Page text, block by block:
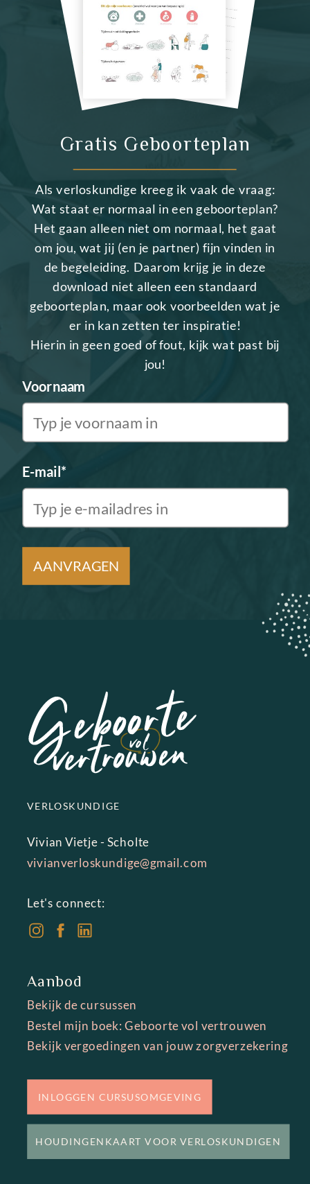
Als verloskundige kreeg ik vaak de vraag:
Wat staat er normaal in een geboorteplan?
Het gaan alleen niet om normaal, het gaat
om jou, wat jij (en je partner) fijn vinden in
de begeleiding. Daarom krijg je in deze
download niet alleen een standaard
geboorteplan, maar ook voorbeelden wat je
er in kan zetten ter inspiratie!
Hierin in geen goed of fout, kijk wat past bij
jou!
Gratis Geboorteplan
Voornaam
E-mail*
AANVRAGEN
Aanbod
Vivian Vietje - Scholte
vivianverloskundige@gmail.com
Let's connect:
VERLOSKUNDIGE
Bekijk de cursussen
Bestel mijn boek: Geboorte vol vertrouwen
Bekijk vergoedingen van jouw zorgverzekering
INLOGGEN CURSUSOMGEVING
HOUDINGENKAART VOOR VERLOSKUNDIGEN